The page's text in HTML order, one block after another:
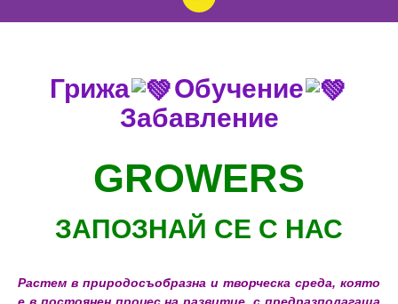
Грижа
Обучение
Забавление
GROWERS
ЗАПОЗНАЙ СЕ С НАС
Растем в природосъобразна и творческа среда, която
е в постоянен процес на развитие, с предразполагаща